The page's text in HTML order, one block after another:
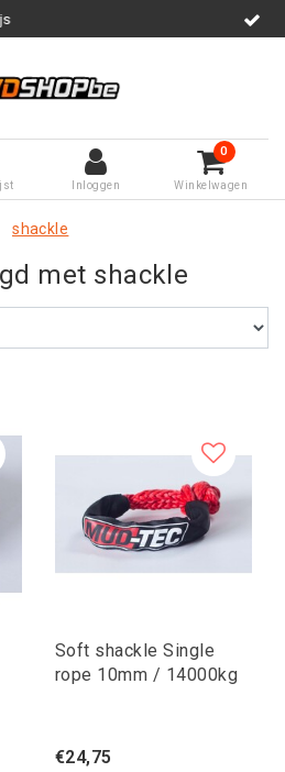
Service na verkoop
Inloggen
0
Winkelwagen
shackle
met shackle
Soft shackle Single
rope 10mm / 14000kg
€24,75